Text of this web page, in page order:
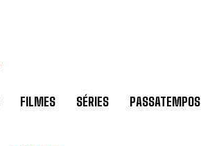
FILMES SÉRIES PASSATEMPOS